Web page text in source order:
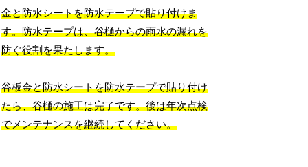
金と防水シートを防水テープで貼り付けま
す。防水テープは、谷樋からの雨水の漏れを
防ぐ役割を果たします。
谷板金と防水シートを防水テープで貼り付け
たら、谷樋の施工は完了です。後は年次点検
でメンテナンスを継続してください。